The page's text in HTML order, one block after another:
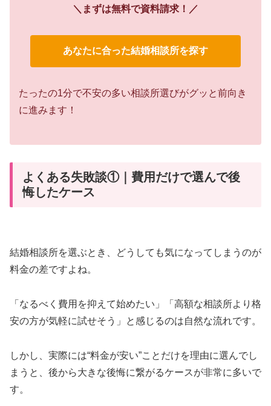
＼まずは無料で資料請求！／
あなたに合った結婚相談所を探す
たったの1分で不安の多い相談所選びがグッと前向き
に進みます！
よくある失敗談①｜費用だけで選んで後
悔したケース
結婚相談所を選ぶとき、どうしても気になってしまうのが
料金の差ですよね。
「なるべく費用を抑えて始めたい」「高額な相談所より格
安の方が気軽に試せそう」と感じるのは自然な流れです。
しかし、実際には“料金が安い”ことだけを理由に選んでし
まうと、後から大きな後悔に繋がるケースが非常に多いで
す。